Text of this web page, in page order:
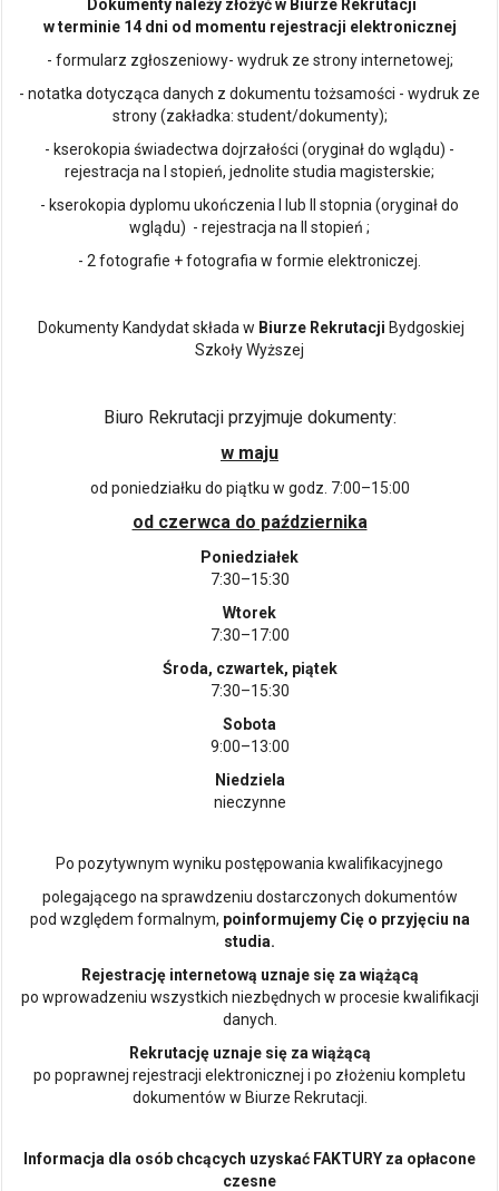
Dokumenty należy złożyć w Biurze Rekrutacji
w terminie 14 dni od momentu rejestracji elektronicznej
- formularz zgłoszeniowy- wydruk ze strony internetowej;
- notatka dotycząca danych z dokumentu tożsamości - wydruk ze
strony (zakładka: student/dokumenty);
- kserokopia świadectwa dojrzałości (oryginał do wglądu) -
rejestracja na I stopień, jednolite studia magisterskie;
- kserokopia dyplomu ukończenia I lub II stopnia (oryginał do
wglądu) - rejestracja na II stopień ;
- 2 fotografie + fotografia w formie elektroniczej.
Dokumenty Kandydat składa w Biurze Rekrutacji Bydgoskiej
Szkoły Wyższej
Biuro Rekrutacji przyjmuje dokumenty:
w maju
od poniedziałku do piątku w godz. 7:00–15:00
od czerwca do października
Poniedziałek
7:30–15:30
Wtorek
7:30–17:00
Środa, czwartek, piątek
7:30–15:30
Sobota
9:00–13:00
Niedziela
nieczynne
Po pozytywnym wyniku postępowania kwalifikacyjnego
polegającego na sprawdzeniu dostarczonych dokumentów
pod względem formalnym, poinformujemy Cię o przyjęciu na
studia.
Rejestrację internetową uznaje się za wiążącą
po wprowadzeniu wszystkich niezbędnych w procesie kwalifikacji
danych.
Rekrutację uznaje się za wiążącą
po poprawnej rejestracji elektronicznej i po złożeniu kompletu
dokumentów w Biurze Rekrutacji.
Informacja dla osób chcących uzyskać FAKTURY za opłacone
czesne